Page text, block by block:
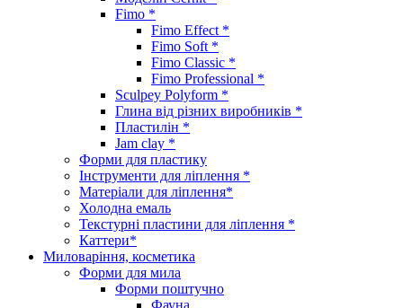
Fimo *
Fimo Effect *
Fimo Soft *
Fimo Classic *
Fimo Professional *
Sculpey Polyform *
Глина від різних виробників *
Пластилін *
Jam clay *
Форми для пластику
Інструменти для ліплення *
Матеріали для ліплення*
Холодна емаль
Текстурні пластини для ліплення *
Каттери*
Миловаріння, косметика
Форми для мила
Форми поштучно
Фауна